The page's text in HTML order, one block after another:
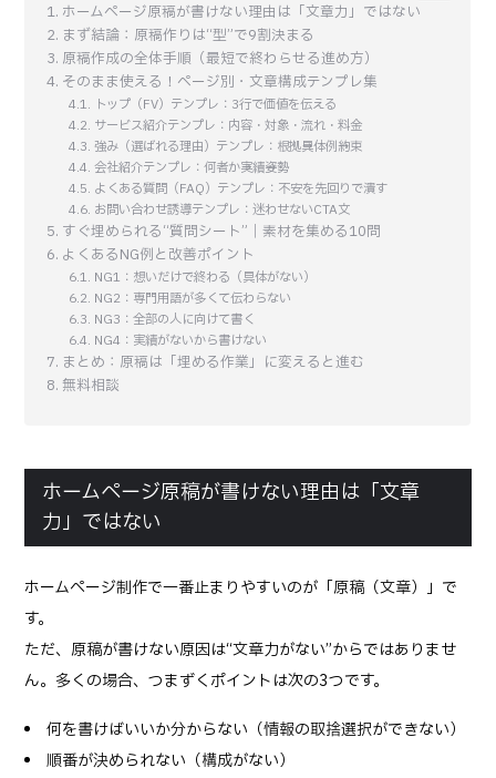
ホームページ原稿が書けない理由は「文章力」ではない
まず結論：原稿作りは“型”で9割決まる
原稿作成の全体手順（最短で終わらせる進め方）
そのまま使える！ページ別・文章構成テンプレ集
トップ（FV）テンプレ：3行で価値を伝える
サービス紹介テンプレ：内容・対象・流れ・料金
強み（選ばれる理由）テンプレ：根拠→具体例→約束
会社紹介テンプレ：何者か→実績→姿勢
よくある質問（FAQ）テンプレ：不安を先回りで潰す
お問い合わせ誘導テンプレ：迷わせないCTA文
すぐ埋められる“質問シート”｜素材を集める10問
よくあるNG例と改善ポイント
NG1：想いだけで終わる（具体がない）
NG2：専門用語が多くて伝わらない
NG3：全部の人に向けて書く
NG4：実績がないから書けない
まとめ：原稿は「埋める作業」に変えると進む
無料相談
ホームページ原稿が書けない理由は「文章
力」ではない
ホームページ制作で一番止まりやすいのが「原稿（文章）」で
す。
ただ、原稿が書けない原因は“文章力がない”からではありませ
ん。多くの場合、つまずくポイントは次の3つです。
何を書けばいいか分からない（情報の取捨選択ができない）
順番が決められない（構成がない）